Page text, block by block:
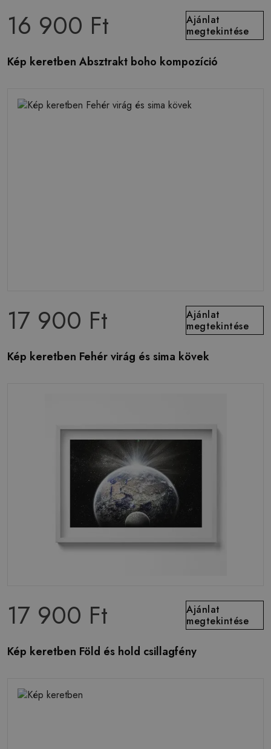
16 900 Ft
Ajánlat
megtekintése
Kép keretben Absztrakt boho kompozíció
17 900 Ft
Ajánlat
megtekintése
Kép keretben Fehér virág és sima kövek
17 900 Ft
Ajánlat
megtekintése
Kép keretben Föld és hold csillagfény